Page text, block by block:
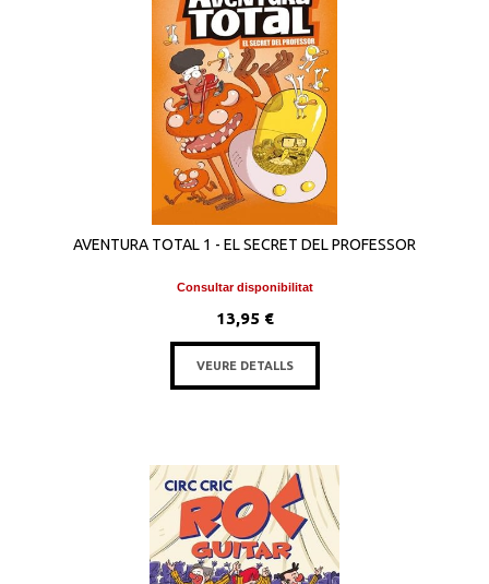
AVENTURA TOTAL 1 - EL SECRET DEL PROFESSOR
Consultar disponibilitat
13,95 €
VEURE DETALLS